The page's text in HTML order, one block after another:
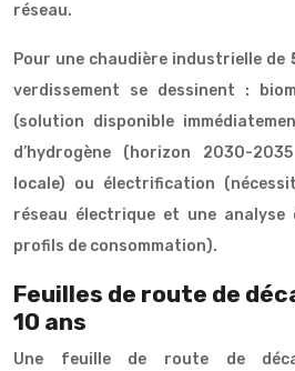
réseau.
Pour une chaudière industrielle de
verdissement se dessinent :
(solution disponible
d’hydrogène (horizon 2030-
locale) ou électrification
réseau électrique et une
profils de consommation).
Feuilles de route de
10 ans
Une feuille de route de